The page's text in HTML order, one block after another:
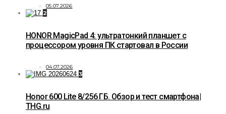
05.07.2026
2
HONOR MagicPad 4: ультратонкий планшет с
процессором уровня ПК стартовал в России
04.07.2026
3
Honor 600 Lite 8/256 ГБ. Обзор и тест смартфона|
THG.ru